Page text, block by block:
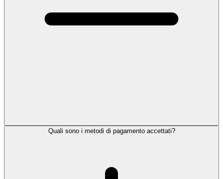
Quali sono i metodi di pagamento accettati?